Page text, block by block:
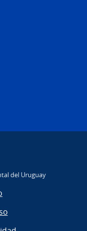
del Uruguay